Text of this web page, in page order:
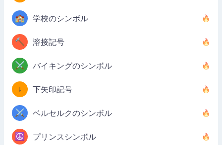
🏫 学校のシンボル
🔨 溶接記号
⚔️ バイキングのシンボル
↓ 下矢印記号
⚔️ ベルセルクのシンボル
☮️ プリンスシンボル